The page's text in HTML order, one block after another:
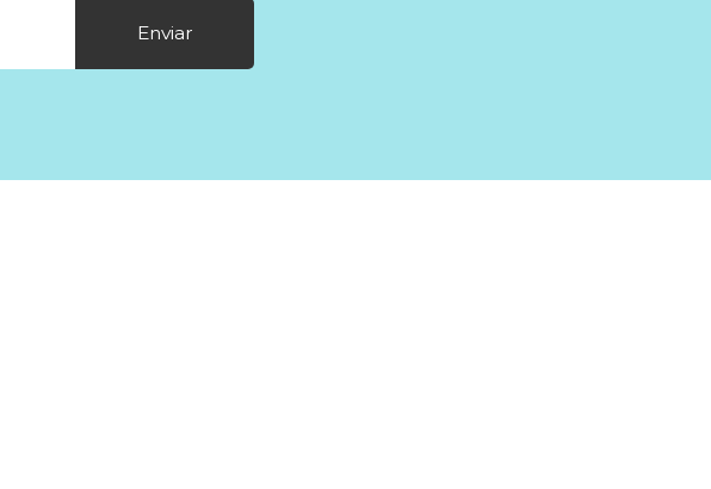
Enviar